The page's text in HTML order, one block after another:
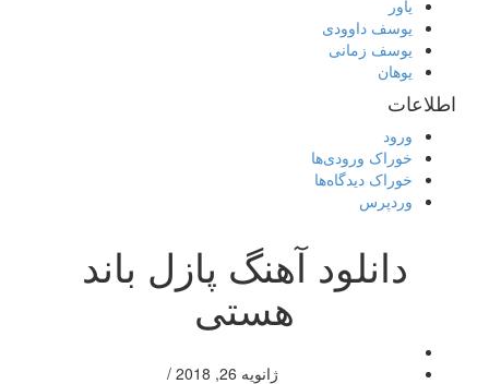
یاور
یوسف داوودی
یوسف زمانی
یوهان
اطلاعات
ورود
خوراک ورودی‌ها
خوراک دیدگاه‌ها
وردپرس
دانلود آهنگ پازل باند
هستی
ژانویه 26, 2018
/